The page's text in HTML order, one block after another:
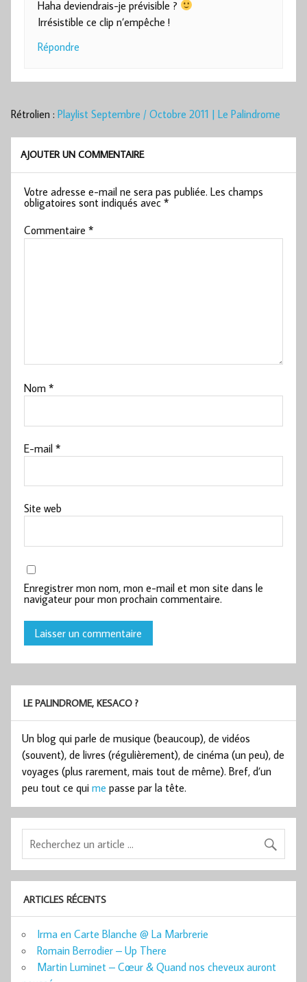
Haha deviendrais-je prévisible ?
Irrésistible ce clip n’empêche !
Répondre
Rétrolien : Playlist Septembre / Octobre 2011 | Le Palindrome
AJOUTER UN COMMENTAIRE
Votre adresse e-mail ne sera pas publiée. Les champs
obligatoires sont indiqués avec*
Commentaire*
Nom*
E-mail*
Site web
Enregistrer mon nom, mon e-mail et mon site dans le
navigateur pour mon prochain commentaire.
LE PALINDROME, KESACO ?
Un blog qui parle de musique (beaucoup), de vidéos
(souvent), de livres (régulièrement), de cinéma (un peu), de
voyages (plus rarement, mais tout de même). Bref, d’un
peu tout ce qui me passe par la tête.
ARTICLES RÉCENTS
Irma en Carte Blanche @ La Marbrerie
Romain Berrodier – Up There
Martin Luminet – Cœur & Quand nos cheveux auront